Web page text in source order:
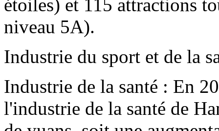
étoiles) et 115 attractions
niveau 5A).
Industrie du sport et de la
Industrie de la santé : En
l'industrie de la santé de